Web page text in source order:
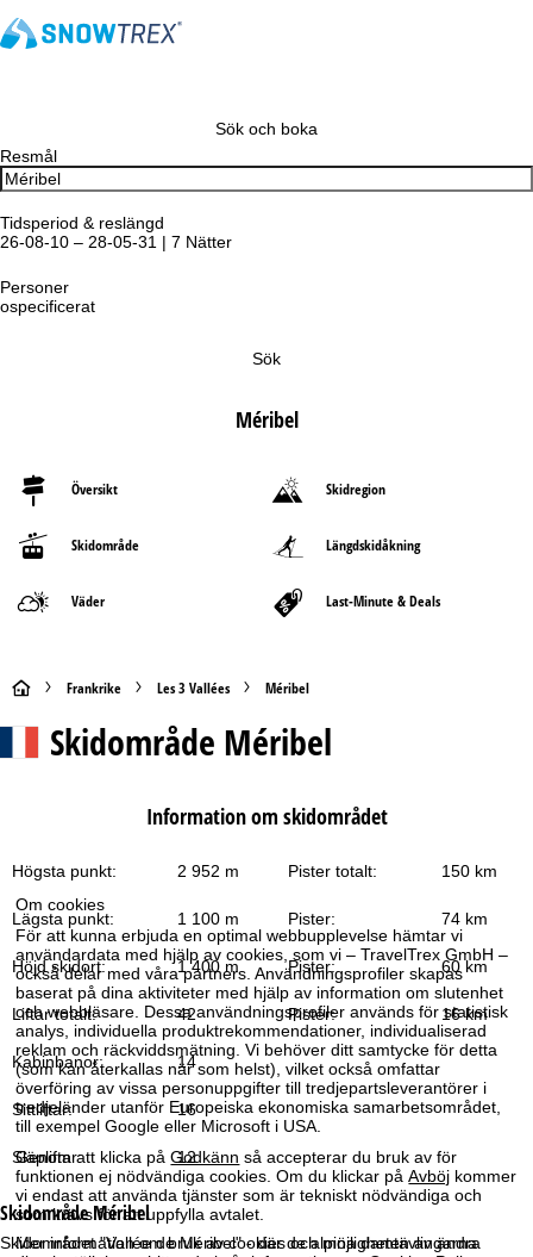
Om cookies
För att kunna erbjuda en optimal webbupplevelse hämtar vi
användardata med hjälp av cookies, som vi – TravelTrex GmbH –
också delar med våra partners. Användningsprofiler skapas
baserat på dina aktiviteter med hjälp av information om slutenhet
och webbläsare. Dessa användningsprofiler används för statistisk
analys, individuella produktrekommendationer, individualiserad
reklam och räckviddsmätning. Vi behöver ditt samtycke för detta
(som kan återkallas när som helst), vilket också omfattar
överföring av vissa personuppgifter till tredjepartsleverantörer i
tredjeländer utanför Europeiska ekonomiska samarbetsområdet,
till exempel Google eller Microsoft i USA.
Genom att klicka påGodkänn så accepterar du bruk av för
funktionen ej nödvändiga cookies. Om du klickar påAvböj kommer
vi endast att använda tjänster som är tekniskt nödvändiga och
som krävs för att uppfylla avtalet.
Mer information om bruk av cookies och möjligheten av ändra
Sök och boka
Resmål
Tidsperiod & reslängd
26-08-10 – 28-05-31 | 7 Nätter
Personer
ospecificerat
Sök
Méribel
Översikt Skidregion
Skidområde Längdskidåkning
Väder Last-Minute & Deals
S
t
s
i
d
a
Frankrike Les 3 Vallées Méribel
Skidområde Méribel
Information om skidområdet
Högsta punkt: 2 952 m Pister totalt: 150 km
Lägsta punkt: 1 100 m Pister: 74 km
Höjd skidort: 1 400 m Pister: 60 km
Liftar totalt: 42 Pister: 16 km
Kabinbanor: 14
Sittliftar: 16
Släpliftar: 12
SkidområdeMéribel
Skidområdet "Vallée de Méribel" - där de alpina damtävlingarna